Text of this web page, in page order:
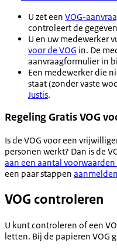
U zet een VOG-
controleert de
U en uw medewerker
voor de VOG in. De
aanvraagformulier in
Een medewerker die
staat (zonder vaste
Justis.
Regeling Gratis VOG
Is de VOG voor een
personen werkt? Dan is de
aan een aantal
een paar stappen
VOG controleren
U kunt controleren of een
letten. Bij de papieren VOG